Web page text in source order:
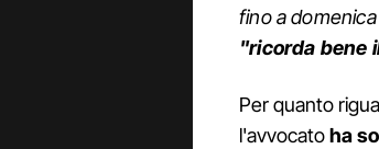
fino a
"ricorda bene
Per quanto
l'avvocatoha